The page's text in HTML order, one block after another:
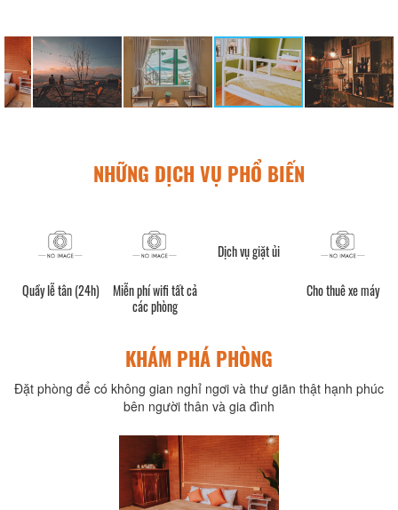
NHỮNG DỊCH VỤ PHỔ BIẾN
Quầy lễ tân (24h)
Miễn phí wifi tất cả
các phòng
Dịch vụ giặt ủi
Cho thuê xe máy
KHÁM PHÁ PHÒNG
Đặt phòng để có không gian nghỉ ngơi và thư giãn thật hạnh phúc
bên người thân và gia đình